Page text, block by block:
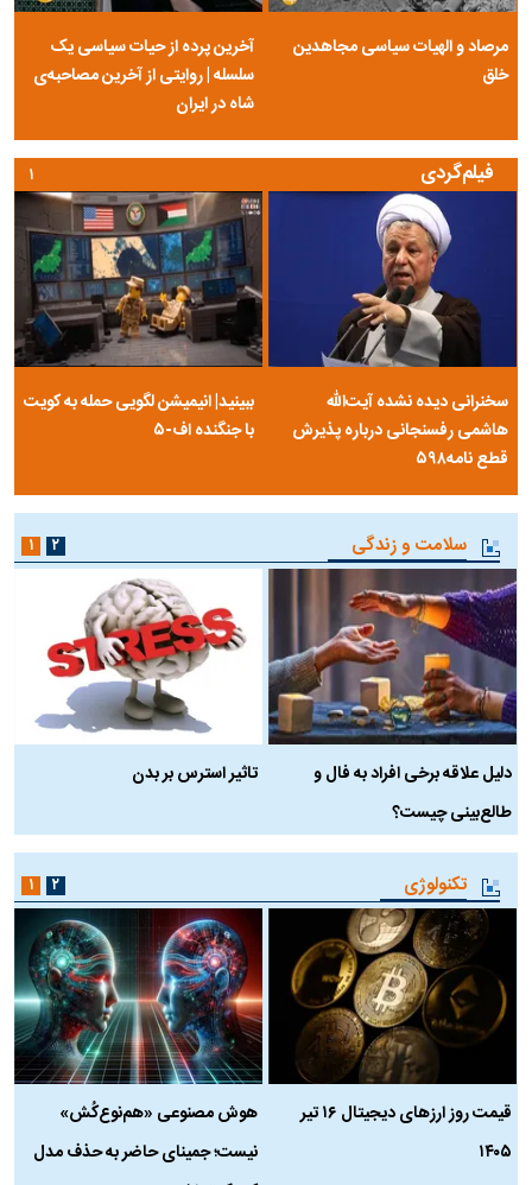
مرصاد و الهیات سیاسی مجاهدین
خلق
آخرین پرده از حیات سیاسی یک
سلسله | روایتی از آخرین مصاحبه‌ی
شاه در ایران
فیلم‌گردی
سخنرانی دیده نشده آیت‌الله
هاشمی رفسنجانی درباره پذیرش
قطع نامه۵۹۸
ببینید| انیمیشن لگویی حمله به کویت
با جنگنده اف-۵
۱
سلامت و زندگی
دلیل علاقه برخی افراد به فال و
طالع‌بینی چیست؟
تاثیر استرس بر بدن
۱ ۲
تکنولوژی
قیمت روز ارز‌های دیجیتال ۱۶ تیر
۱۴۰۵
هوش مصنوعی «هم‌نوع‌کُش»
نیست؛ جمینای حاضر به حذف مدل
۱ ۲